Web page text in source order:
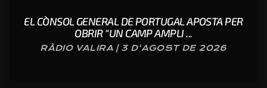
EL CÒNSOL GENERAL DE PORTUGAL APOSTA PER
OBRIR “UN CAMP AMPLI ...
RÀDIO VALIRA | 3 D'AGOST DE 2026